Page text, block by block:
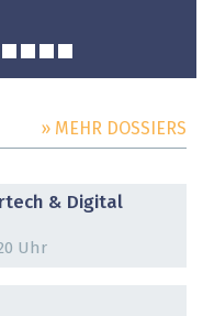
» MEHR DOSSIERS
& Digital
Uhr